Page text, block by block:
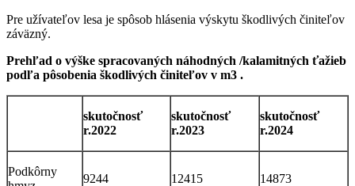
Pre užívateľov lesa je spôsob hlásenia výskytu škodlivých činiteľov
záväzný.
Prehľad o výške spracovaných náhodných /kalamitných ťažieb
podľa pôsobenia škodlivých činiteľov v m3 .
skutočnosť
r.2022
skutočnosť
r.2023
skutočnosť
r.2024
Podkôrny
9244 12415 14873